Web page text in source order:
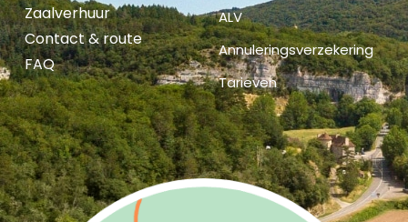
Zaalverhuur
Contact & route
FAQ
ALV
Annuleringsverzekering
Tarieven